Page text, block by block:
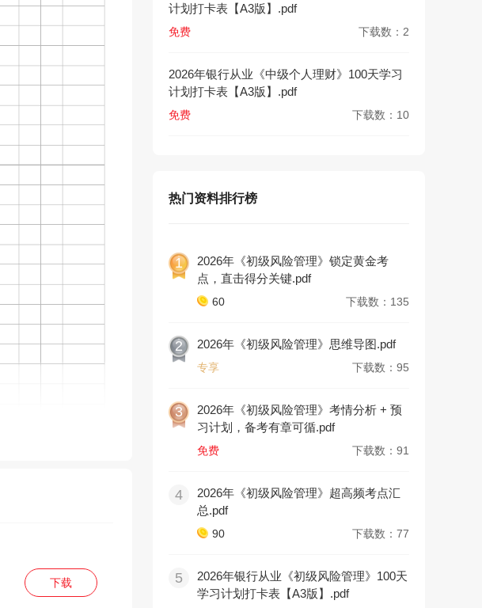
下载
计划打卡表【A3版】.pdf
免费 下载数：2
2026年银行从业《中级个人理财》100天学习
计划打卡表【A3版】.pdf
免费 下载数：10
热门资料排行榜
1
2026年《初级风险管理》锁定黄金考
点，直击得分关键.pdf
60 下载数：135
2 2026年《初级风险管理》思维导图.pdf
专享 下载数：95
3
2026年《初级风险管理》考情分析 + 预
习计划，备考有章可循.pdf
免费 下载数：91
4
2026年《初级风险管理》超高频考点汇
总.pdf
90 下载数：77
5
2026年银行从业《初级风险管理》100天
学习计划打卡表【A3版】.pdf